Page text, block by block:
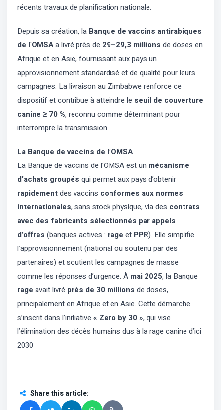
récents travaux de planification nationale.
Depuis sa création, la Banque de vaccins antirabiques
de l'OMSAa livré près de 29–29,3 millions de doses en
Afrique et en Asie, fournissant aux pays un
approvisionnement standardisé et de qualité pour leurs
campagnes. La livraison au Zimbabwe renforce ce
dispositif et contribue à atteindre le seuil de couverture
canine ≥ 70 %, reconnu comme déterminant pour
interrompre la transmission.
La Banque de vaccins de l’OMSA
La Banque de vaccins de l’OMSA est un mécanisme
d’achats groupés qui permet aux pays d’obtenir
rapidementdes vaccins conformes aux normes
internationales, sans stock physique, via des contrats
avec des fabricants sélectionnés par appels
d’offres (banques actives : rage et PPR). Elle simplifie
l’approvisionnement (national ou soutenu par des
partenaires) et soutient les campagnes de masse
comme les réponses d’urgence. À mai 2025, la Banque
rage avait livré près de 30 millions de doses,
principalement en Afrique et en Asie. Cette démarche
s’inscrit dans l’initiative « Zero by 30 », qui vise
l’élimination des décès humains dus à la rage canine d’ici
2030
Share this article: